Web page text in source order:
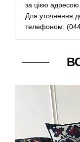
за цією адресою.
Для уточнення
телефоном: